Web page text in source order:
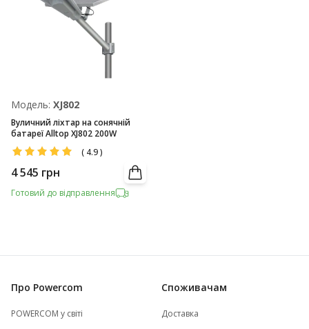
Модель: XJ802
Вуличний ліхтар на сонячній
батареї Alltop XJ802 200W
( 4.9)
4 545 грн
Готовий до відправлення
Про Powercom
POWERCOM у світі
Споживачам
Доставка